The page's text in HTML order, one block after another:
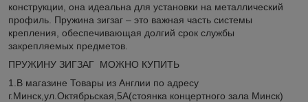
конструкции, она идеальна для установки на металлический
профиль. Пружина зигзаг – это важная часть системы
крепления, обеспечивающая долгий срок службы
закрепляемых предметов.
ПРУЖИНУ ЗИГЗАГ МОЖНО КУПИТЬ
1.В магазине Товары из Англии по адресу
г.Минск,ул.Октябрьская,5А(стоянка концертного зала Минск)